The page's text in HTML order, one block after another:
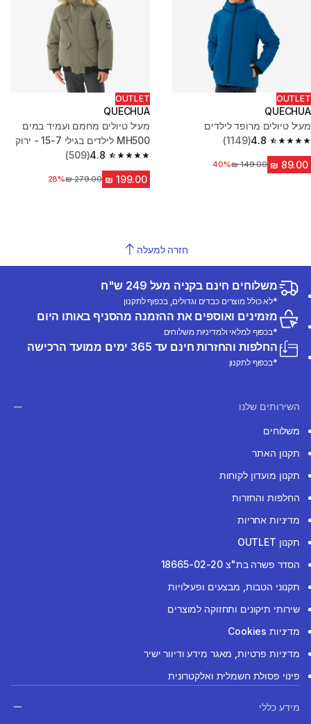
OUTLET
QUECHUA
מעיל טיולים מרופד לילדים
4.8
4.8 out of 5 stars from 1149 reviews
(1149)
מחיר לפני הנחה‏149.00 ₪
40%
OUTLET
QUECHUA
מעיל טיולים מחמם ועמיד במים
MH500 לילדים בגילי 15-7 - ירוק
4.8
4.8 out of 5 stars from 509 reviews
(509)
מחיר לפני הנחה
28%
חזרה למעלה
משלוחים חינם בקניה מעל 249 ש"ח
*לא כולל מוצרים כבדים וגדולים, בכפוף לתקנון
מזמינים ואוספים את ההזמנה מהסניף באותו היום
*בכפוף למלאי ולמדיניות משלוחים
החלפות והחזרות חינם עד 365 ימים ממועד הרכישה
*בכפוף לתקנון
השירותים שלנו
משלוחים
תקנון האתר
תקנון מועדון לקוחות
החלפות והחזרות
מדיניות אחריות
תקנון OUTLET
הסדר פשרה בת"צ 18665-02-20
תקנוני הטבות, מבצעים ופעילויות
שירותי תיקונים ותחזוקה למוצרים
מדיניות Cookies
מדיניות פרטיות, מאגר מידע ודיוור ישיר
פינוי פסולת חשמלית ואלקטרונית
מידע כללי